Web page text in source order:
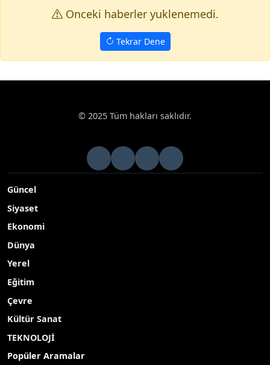
Onceki haberler yuklenemedi.
Tekrar Dene
© 2025 Tüm hakları saklıdır.
Güncel
Siyaset
Ekonomi
Dünya
Yerel
Eğitim
Çevre
Kültür Sanat
TEKNOLOJİ
Popüler Aramalar